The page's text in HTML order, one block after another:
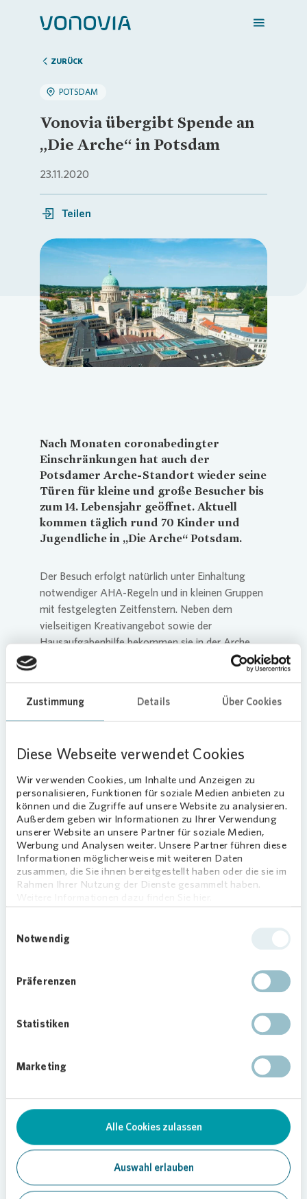
Zustimmung Details Über Cookies
Diese Webseite verwendet Cookies
Wir verwenden Cookies, um Inhalte und Anzeigen zu
personalisieren, Funktionen für soziale Medien anbieten zu
können und die Zugriffe auf unsere Website zu analysieren.
Außerdem geben wir Informationen zu Ihrer Verwendung
unserer Website an unsere Partner für soziale Medien,
Werbung und Analysen weiter. Unsere Partner führen diese
Informationen möglicherweise mit weiteren Daten
zusammen, die Sie ihnen bereitgestellt haben oder die sie im
Rahmen Ihrer Nutzung der Dienste gesammelt haben.
Notwendig
Präferenzen
Statistiken
Marketing
Alle Cookies zulassen
Auswahl erlauben
Zuhause finden
Mein Zuhause
Meine Stadt
Weitere Angebote
Login
ZURÜCK
POTSDAM
Vonovia übergibt Spende an
„Die Arche“ in Potsdam
23.11.2020
Teilen
Loading...
Nach Monaten coronabedingter
Einschränkungen hat auch der
Potsdamer Arche-Standort wieder seine
Türen für kleine und große Besucher bis
zum 14. Lebensjahr geöffnet. Aktuell
kommen täglich rund 70 Kinder und
Jugendliche in „Die Arche“ Potsdam.
Der Besuch erfolgt natürlich unter Einhaltung
notwendiger AHA-Regeln und in kleinen Gruppen
mit festgelegten Zeitfenstern. Neben dem
vielseitigen Kreativangebot sowie der
Hausaufgabenhilfe bekommen sie in der Arche
auch ein warmes Mittagessen. Dennoch bleibt die
Arbeit der Haupt- und Ehrenamtlichen vor Ort
Herausforderung. Deshalb unterstützt
Vonovia
die Potsdamer Arche mit einer Spende von
Lebensmitteln und einen Kreativworkshop.
Sascha Amler, Regionalbereichsleiter Berlin
Ost/Potsdam bei
Vonovia
, berichtet: „Nachdem
wir zu Beginn der Corona-Pandemie in einer
bundesweiten Spendenaktion Lastenräder für den
Lebensmitteltransport an verschiedenen Arche-
Standorten übergeben haben, haben wir uns
gemeinsam mit der Arche Potsdam Gedanken
Workshop- und Kreativangebote der Potsdamer
Jugendlichen sowie deren Familien unterstützen
Christoph Olschewski, Leiter der Arche Potsdam,
Corona-Pandemie hat natürlich auch unsere
Arbeit in den zurückliegenden Monaten
unsere Tätigkeit den neuen Bedürfnissen
angepasst haben. Umso mehr freuen wir uns,
dass wir seit einiger Zeit unsere Arche wieder für
Spenden wie die vonVonoviahelfen uns und mit
dem Blick auf eine längerfristige Perspektive für